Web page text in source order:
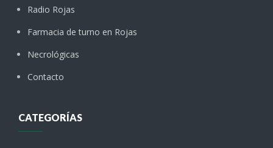
Radio Rojas
Farmacia de turno en Rojas
Necrológicas
Contacto
CATEGORÍAS